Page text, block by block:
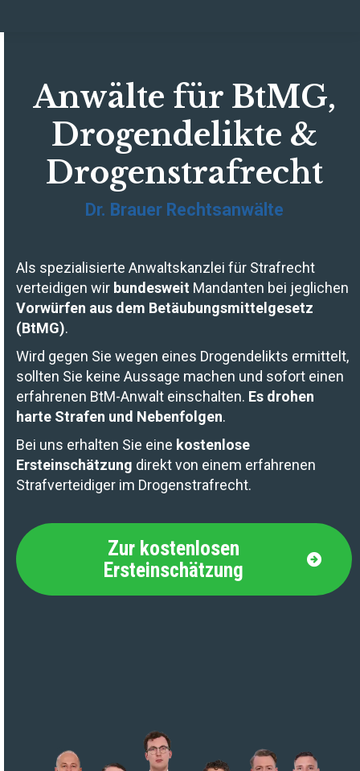
Anwälte für BtMG,
Drogendelikte &
Drogenstrafrecht
Dr. Brauer Rechtsanwälte
Als spezialisierte Anwaltskanzlei für Strafrecht
verteidigen wir bundesweit Mandanten bei jeglichen
Vorwürfen aus dem Betäubungsmittelgesetz
(BtMG).
Wird gegen Sie wegen eines Drogendelikts ermittelt,
sollten Sie keine Aussage machen und sofort einen
erfahrenen BtM-Anwalt einschalten. Es drohen
harte Strafen und Nebenfolgen.
Bei uns erhalten Sie eine kostenlose
Ersteinschätzung direkt von einem erfahrenen
Strafverteidiger im Drogenstrafrecht.
Zur kostenlosen
Ersteinschätzung